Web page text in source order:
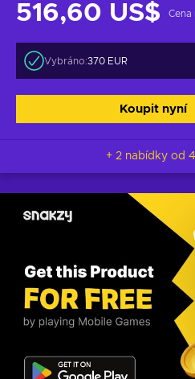
516,60 US$ Cena
Vybráno:370 EUR
Koupit nyní
+ 2 nabídky od